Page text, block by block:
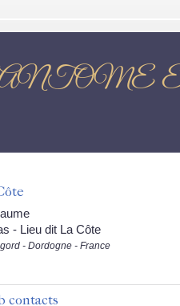
- Lieu dit La Côte
- Dordogne - France
contacts